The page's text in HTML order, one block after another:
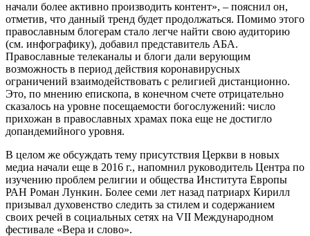
начали более активно производить контент», – пояснил он,
отметив, что данный тренд будет продолжаться. Помимо этого
православным блогерам стало легче найти свою аудиторию
(см. инфографику), добавил представитель АБА.
Православные телеканалы и блоги дали верующим
возможность в период действия коронавирусных
ограничений взаимодействовать с религией дистанционно.
Это, по мнению епископа, в конечном счете отрицательно
сказалось на уровне посещаемости богослужений: число
прихожан в православных храмах пока еще не достигло
допандемийного уровня.
В целом же обсуждать тему присутствия Церкви в новых
медиа начали еще в 2016 г., напомнил руководитель Центра по
изучению проблем религии и общества Института Европы
РАН Роман Лункин. Более семи лет назад патриарх Кирилл
призывал духовенство следить за стилем и содержанием
своих речей в социальных сетях на VII Международном
фестивале «Вера и слово».